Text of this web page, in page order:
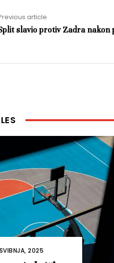
article
slavio protiv Zadra nakon
2025